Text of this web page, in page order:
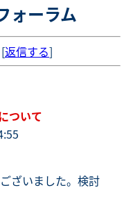
ォーラム
返信する]
ついて
ざいました。検討